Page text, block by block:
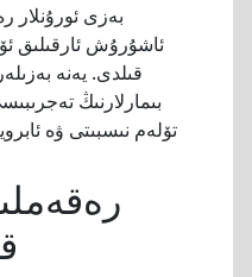
بەزى ئورۇنلار
ئاشۇرۇش ئارقىلىق
قىلدى. يەنە
بىمارلارنىڭ
تۆلەم نىسبىتى ۋە